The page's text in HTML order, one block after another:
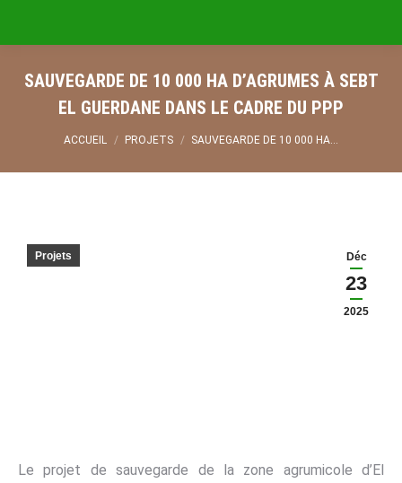
SAUVEGARDE DE 10 000 HA D’AGRUMES À SEBT
EL GUERDANE DANS LE CADRE DU PPP
Vous êtes ici :
ACCUEIL PROJETS SAUVEGARDE DE 10 000 HA…
Déc
23
2025
Projets
Le projet de sauvegarde de la zone agrumicole d’El